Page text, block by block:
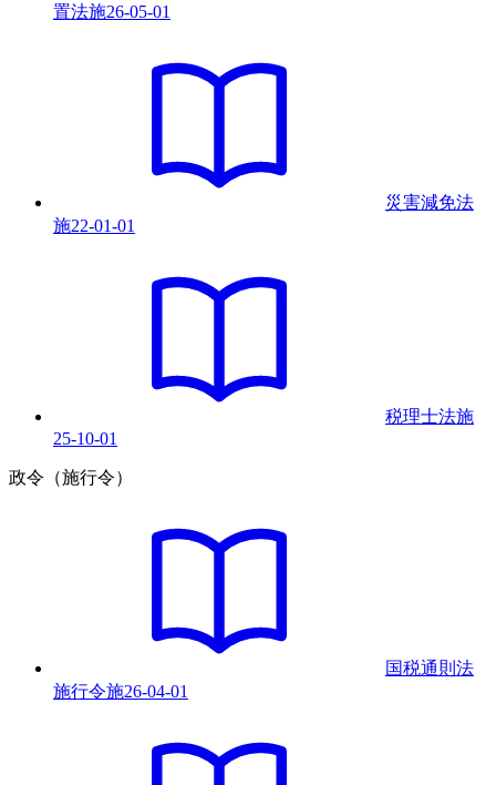
置法施26-05-01
災害減免法
施22-01-01
税理士法施
25-10-01
政令（施行令）
国税通則法
施行令施26-04-01